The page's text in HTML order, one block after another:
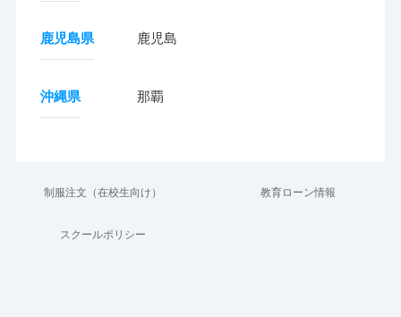
鹿児島県 鹿児島
沖縄県 那覇
制服注文（在校生向け） 教育ローン情報
スクールポリシー